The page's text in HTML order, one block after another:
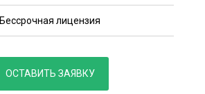
Бессрочная лицензия
ОСТАВИТЬ ЗАЯВКУ